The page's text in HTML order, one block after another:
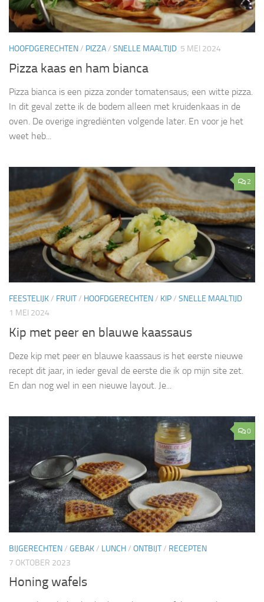
HOOFDGERECHTEN/ PIZZA/ SNELLE MAALTIJD 5 MEI 2024
Pizza kaas en ham bianca
Pizza bianca is een pizza zonder tomatensaus; een witte pizza.
In dit geval zette ik de bodem alleen met kruidenkaas in de
oven. De overige ingrediënten volgende later. En voor je het
weet heb...
2
FEESTELIJK/ FRUIT/ HOOFDGERECHTEN/ KIP/ SNELLE MAALTIJD
1 MEI 2024
Kip met peer en blauwe kaassaus
Deze kip met peer en blauwe kaassaus is het eerste nieuwe
recept dit jaar, in ieder geval de eerste die ik op mijn site zet.
En dan nog wel in een nieuwe layout. Je...
0
BIJGERECHTEN/ GEBAK/ LUNCH/ ONTBIJT/ RECEPTEN
7 OKTOBER 2023
Honing wafels